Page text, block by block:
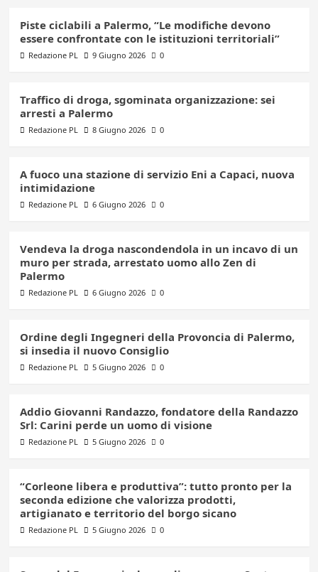
Piste ciclabili a Palermo, “Le modifiche devono
essere confrontate con le istituzioni territoriali”
Redazione PL 9 Giugno 2026 0
Traffico di droga, sgominata organizzazione: sei
arresti a Palermo
Redazione PL 8 Giugno 2026 0
A fuoco una stazione di servizio Eni a Capaci, nuova
intimidazione
Redazione PL 6 Giugno 2026 0
Vendeva la droga nascondendola in un incavo di un
muro per strada, arrestato uomo allo Zen di
Palermo
Redazione PL 6 Giugno 2026 0
Ordine degli Ingegneri della Provoncia di Palermo,
si insedia il nuovo Consiglio
Redazione PL 5 Giugno 2026 0
Addio Giovanni Randazzo, fondatore della Randazzo
Srl: Carini perde un uomo di visione
Redazione PL 5 Giugno 2026 0
“Corleone libera e produttiva”: tutto pronto per la
seconda edizione che valorizza prodotti,
artigianato e territorio del borgo sicano
Redazione PL 5 Giugno 2026 0